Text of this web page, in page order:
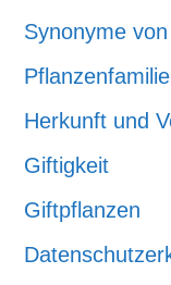
Synonyme
Herkunft und
Giftigkeit
Giftpflanzen